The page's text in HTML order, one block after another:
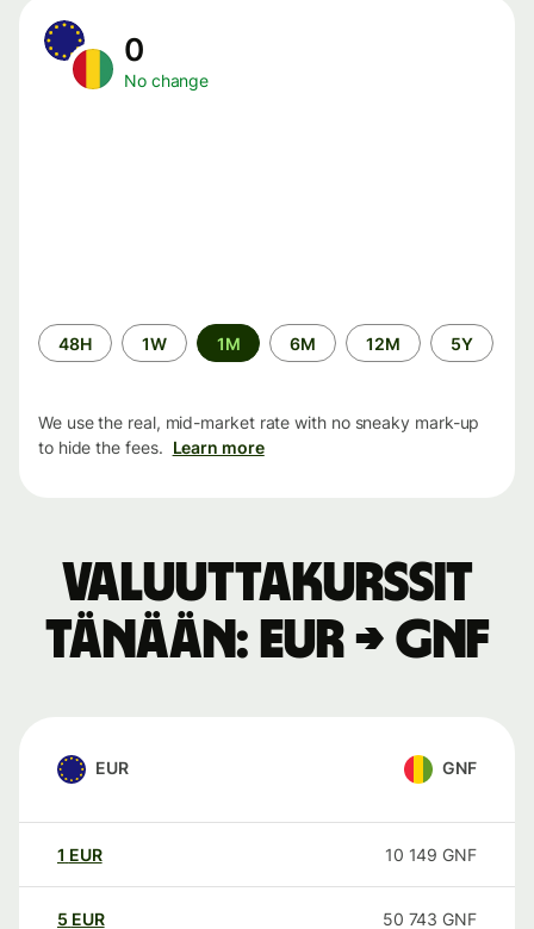
0
No change
Time
period
48H 1W 1M 6M 12M 5Y
We use the real, mid-market rate with no sneaky mark-up
to hide the fees. Learn more
Valuuttakurssit
tänään: EUR → GNF
EUR GNF
1 EUR 10 149 GNF
5 EUR 50 743 GNF